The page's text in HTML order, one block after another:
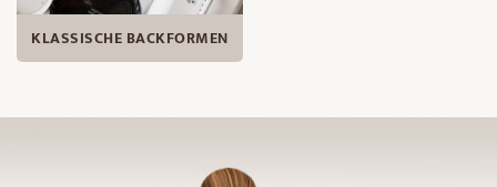
KLASSISCHE BACKFORMEN